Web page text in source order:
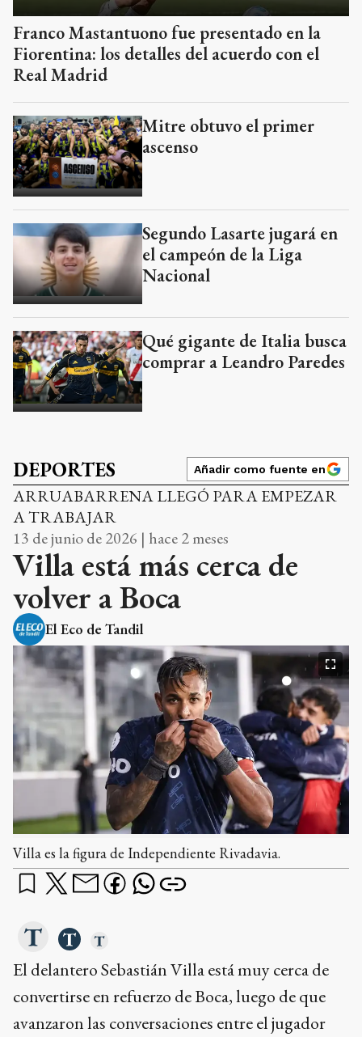
Franco Mastantuono fue presentado en la
Fiorentina: los detalles del acuerdo con el
Real Madrid
Mitre obtuvo el primer
ascenso
Segundo Lasarte jugará en
el campeón de la Liga
Nacional
Qué gigante de Italia busca
comprar a Leandro Paredes
DEPORTES Añadir como fuente en
ARRUABARRENA LLEGÓ PARA EMPEZAR
A TRABAJAR
13 de junio de 2026 | hace 2 meses
Villa está más cerca de
volver a Boca
El Eco de Tandil
Villa es la figura de Independiente Rivadavia.
El delantero Sebastián Villa está muy cerca de
convertirse en refuerzo de Boca, luego de que
avanzaron las conversaciones entre el jugador